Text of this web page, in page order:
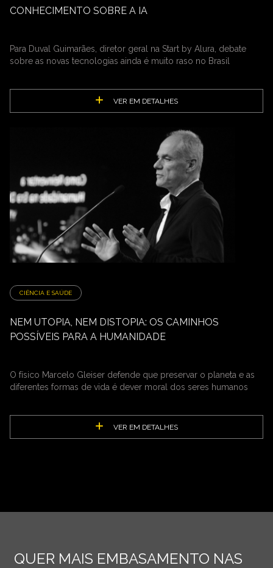
CONHECIMENTO SOBRE A IA
Para Duval Guimarães, diretor geral na Start by Alura, debate
sobre as novas tecnologias ainda é muito raso no Brasil
VER EM DETALHES
CIÊNCIA E SAÚDE
NEM UTOPIA, NEM DISTOPIA: OS CAMINHOS
POSSÍVEIS PARA A HUMANIDADE
O físico Marcelo Gleiser defende que preservar o planeta e as
diferentes formas de vida é dever moral dos seres humanos
VER EM DETALHES
QUER MAIS EMBASAMENTO NAS